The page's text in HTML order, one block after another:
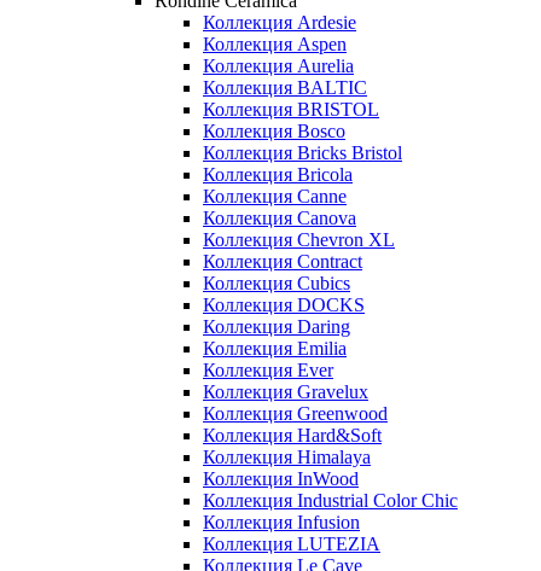
Коллекция Ardesie
Коллекция Aspen
Коллекция Aurelia
Коллекция BALTIC
Коллекция BRISTOL
Коллекция Bosco
Коллекция Bricks Bristol
Коллекция Bricola
Коллекция Canne
Коллекция Canova
Коллекция Chevron XL
Коллекция Contract
Коллекция Cubics
Коллекция DOCKS
Коллекция Daring
Коллекция Emilia
Коллекция Ever
Коллекция Gravelux
Коллекция Greenwood
Коллекция Hard&Soft
Коллекция Himalaya
Коллекция InWood
Коллекция Industrial Color Chic
Коллекция Infusion
Коллекция LUTEZIA
Коллекция Le Cave